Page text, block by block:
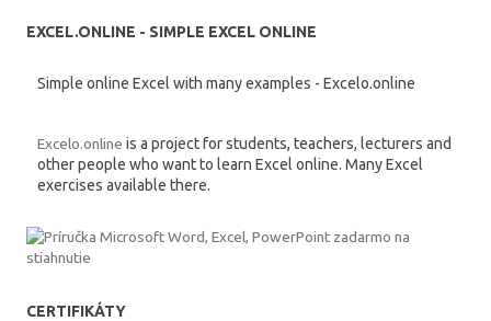
EXCEL.ONLINE - SIMPLE EXCEL ONLINE
Simple online Excel with many examples - Excelo.online
Excelo.online is a project for students, teachers, lecturers and
other people who want to learn Excel online. Many Excel
exercises available there.
CERTIFIKÁTY